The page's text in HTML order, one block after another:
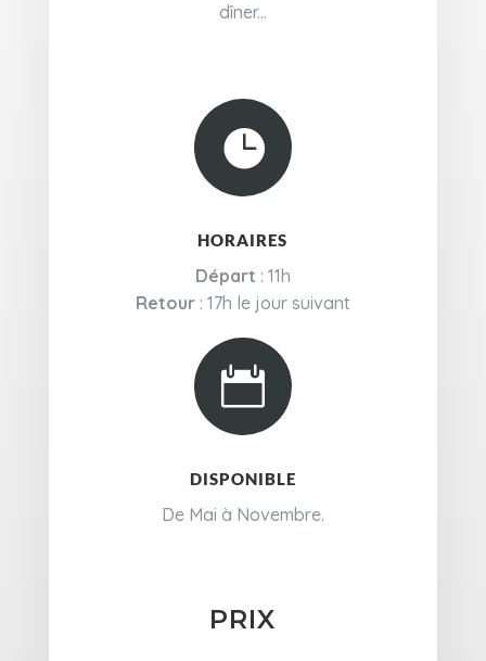
dîner...

HORAIRES
Départ : 11h
Retour: 17h le jour suivant

DISPONIBLE
De Mai à Novembre.
PRIX